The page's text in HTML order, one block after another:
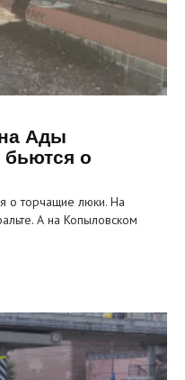
Ады
бьются о
о торчащие люки. На
А на Копыловском